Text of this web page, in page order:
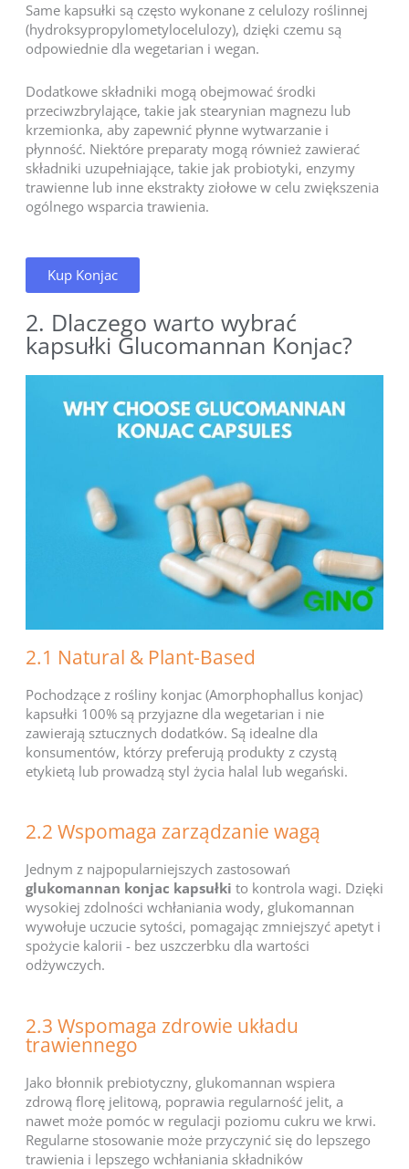
Same kapsułki są często wykonane z celulozy roślinnej
(hydroksypropylometylocelulozy), dzięki czemu są
odpowiednie dla wegetarian i wegan.
Dodatkowe składniki mogą obejmować środki
przeciwzbrylające, takie jak stearynian magnezu lub
krzemionka, aby zapewnić płynne wytwarzanie i
płynność. Niektóre preparaty mogą również zawierać
składniki uzupełniające, takie jak probiotyki, enzymy
trawienne lub inne ekstrakty ziołowe w celu zwiększenia
ogólnego wsparcia trawienia.
Kup Konjac
2. Dlaczego warto wybrać
kapsułki Glucomannan Konjac?
2.1 Natural & Plant-Based
Pochodzące z rośliny konjac (Amorphophallus konjac)
kapsułki 100% są przyjazne dla wegetarian i nie
zawierają sztucznych dodatków. Są idealne dla
konsumentów, którzy preferują produkty z czystą
etykietą lub prowadzą styl życia halal lub wegański.
2.2 Wspomaga zarządzanie wagą
Jednym z najpopularniejszych zastosowań
glukomannan konjac kapsułki to kontrola wagi. Dzięki
wysokiej zdolności wchłaniania wody, glukomannan
wywołuje uczucie sytości, pomagając zmniejszyć apetyt i
spożycie kalorii - bez uszczerbku dla wartości
odżywczych.
2.3 Wspomaga zdrowie układu
trawiennego
Jako błonnik prebiotyczny, glukomannan wspiera
zdrową florę jelitową, poprawia regularność jelit, a
nawet może pomóc w regulacji poziomu cukru we krwi.
Regularne stosowanie może przyczynić się do lepszego
trawienia i lepszego wchłaniania składników